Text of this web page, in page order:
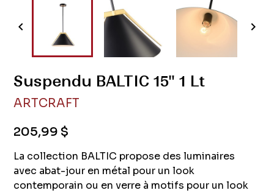
 
Suspendu BALTIC 15" 1 Lt
ARTCRAFT
205,99 $
La collection BALTIC propose des luminaires
avec abat-jour en métal pour un look
contemporain ou en verre à motifs pour un look